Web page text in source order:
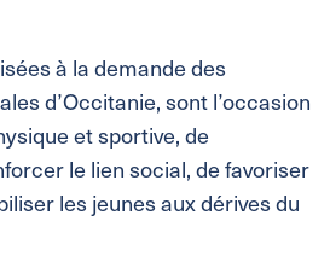
à la demande des
d’Occitanie, sont l’occasion
et sportive, de
le lien social, de favoriser
les jeunes aux dérives du